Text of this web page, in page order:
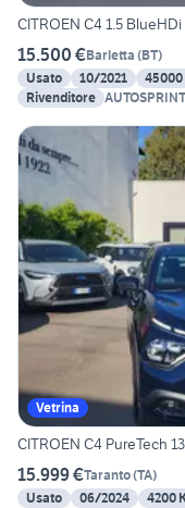
CITROEN C4 1.5
15.500 €Barletta (BT)
Usato
10/2021 45000
Rivenditore
Vetrina
CITROEN C4 PureTech
15.999 €Taranto(TA)
Usato
06/2024 4200